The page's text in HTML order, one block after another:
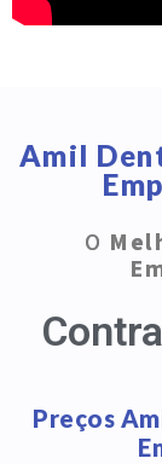
Amil
O
Preços